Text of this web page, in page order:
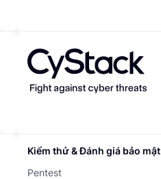
Kiểm thử & Đánh giá bảo mật
Pentest